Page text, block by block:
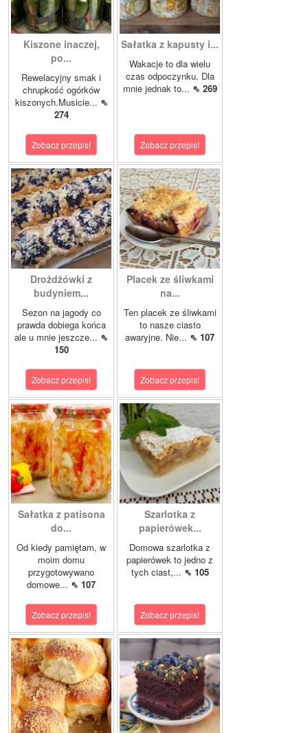
Kiszone inaczej,
po...
Rewelacyjny smak i
chrupkość ogórków
kiszonych.Musicie... ⇖
274
Zobacz przepis!
Sałatka z kapusty i...
Wakacje to dla wielu
czas odpoczynku. Dla
mnie jednak to... ⇖ 269
Zobacz przepis!
Drożdżówki z
budyniem...
Sezon na jagody co
prawda dobiega końca
ale u mnie jeszcze... ⇖
150
Zobacz przepis!
Placek ze śliwkami
na...
Ten placek ze śliwkami
to nasze ciasto
awaryjne. Nie... ⇖ 107
Zobacz przepis!
Sałatka z patisona
do...
Od kiedy pamiętam, w
moim domu
przygotowywano
domowe... ⇖ 107
Zobacz przepis!
Szarlotka z
papierówek...
Domowa szarlotka z
papierówek to jedno z
tych ciast,... ⇖ 105
Zobacz przepis!